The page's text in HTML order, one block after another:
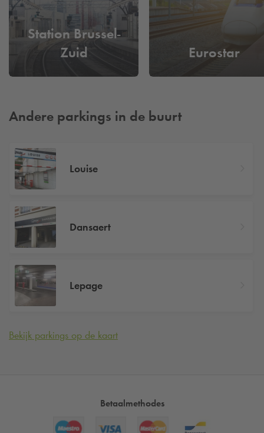
Station Brussel-
Zuid
Eurostar
Andere parkings in de buurt
Louise
Dansaert
Lepage
Bekijk parkings op de kaart
Betaalmethodes